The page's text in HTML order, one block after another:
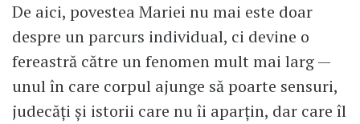
De aici, povestea Mariei nu mai este doar
despre un parcurs individual, ci devine o
fereastră către un fenomen mult mai larg —
unul în care corpul ajunge să poarte sensuri,
judecăți și istorii care nu îi aparțin, dar care îl